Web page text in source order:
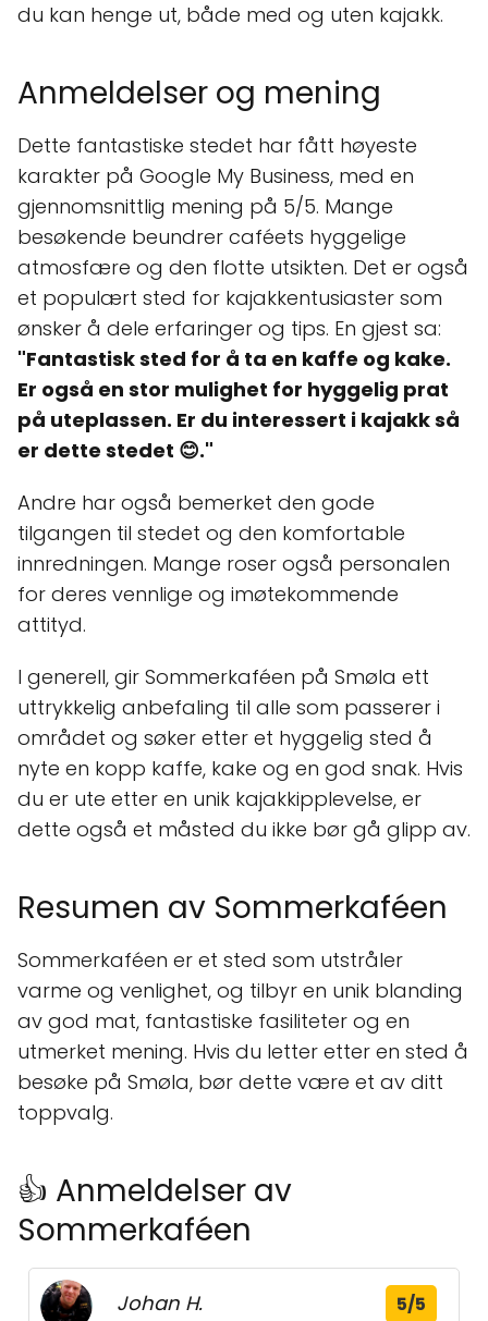
du kan henge ut, både med og uten kajakk.
Anmeldelser og mening
Dette fantastiske stedet har fått høyeste
karakter på Google My Business, med en
gjennomsnittlig mening på 5/5. Mange
besøkende beundrer caféets hyggelige
atmosfære og den flotte utsikten. Det er også
et populært sted for kajakkentusiaster som
ønsker å dele erfaringer og tips. En gjest sa:
"Fantastisk sted for å ta en kaffe og kake.
Er også en stor mulighet for hyggelig prat
på uteplassen. Er du interessert i kajakk så
er dette stedet 😊."
Andre har også bemerket den gode
tilgangen til stedet og den komfortable
innredningen. Mange roser også personalen
for deres vennlige og imøtekommende
attityd.
I generell, gir Sommerkaféen på Smøla ett
uttrykkelig anbefaling til alle som passerer i
området og søker etter et hyggelig sted å
nyte en kopp kaffe, kake og en god snak. Hvis
du er ute etter en unik kajakkipplevelse, er
dette også et måsted du ikke bør gå glipp av.
Resumen av Sommerkaféen
Sommerkaféen er et sted som utstråler
varme og venlighet, og tilbyr en unik blanding
av god mat, fantastiske fasiliteter og en
utmerket mening. Hvis du letter etter en sted å
besøke på Smøla, bør dette være et av ditt
toppvalg.
👍 Anmeldelser av
Sommerkaféen
Johan H. 5/5